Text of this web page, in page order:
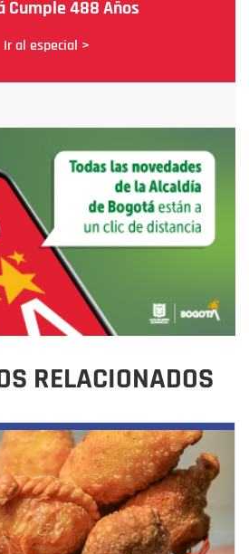
Cumple 488 Años
Ir al especial >
RELACIONADOS